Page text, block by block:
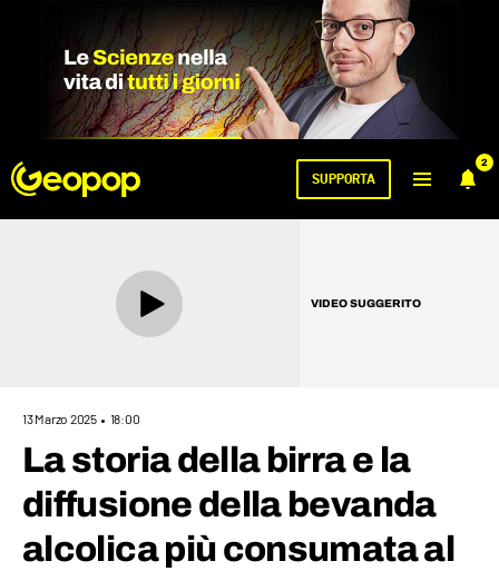
2
SUPPORTA
VIDEO SUGGERITO
13 Marzo 2025 18:00
La storia della birra e la
diffusione della bevanda
alcolica più consumata al